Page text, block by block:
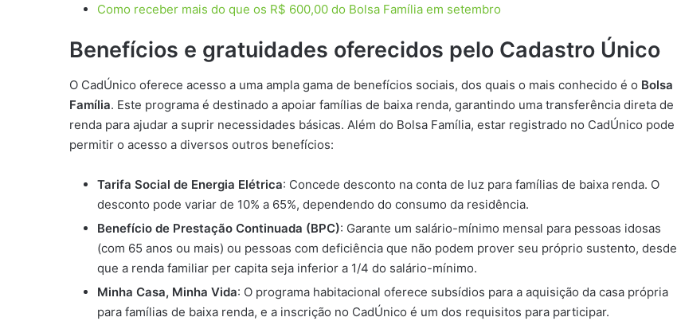
Como receber mais do que os R$ 600,00 do Bolsa Família em setembro
Benefícios e gratuidades oferecidos pelo Cadastro Único
O CadÚnico oferece acesso a uma ampla gama de benefícios sociais, dos quais o mais conhecido é o Bolsa
Família. Este programa é destinado a apoiar famílias de baixa renda, garantindo uma transferência direta de
renda para ajudar a suprir necessidades básicas. Além do Bolsa Família, estar registrado no CadÚnico pode
permitir o acesso a diversos outros benefícios:
Tarifa Social de Energia Elétrica: Concede desconto na conta de luz para famílias de baixa renda. O
desconto pode variar de 10% a 65%, dependendo do consumo da residência.
Benefício de Prestação Continuada (BPC): Garante um salário-mínimo mensal para pessoas idosas
(com 65 anos ou mais) ou pessoas com deficiência que não podem prover seu próprio sustento, desde
que a renda familiar per capita seja inferior a 1/4 do salário-mínimo.
Minha Casa, Minha Vida: O programa habitacional oferece subsídios para a aquisição da casa própria
para famílias de baixa renda, e a inscrição no CadÚnico é um dos requisitos para participar.